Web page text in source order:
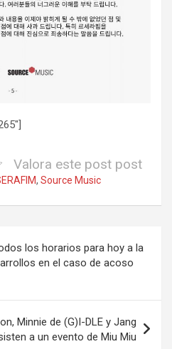
Valora este post post
, Source Music
los horarios para hoy a la
en el caso de acoso
Minnie de (G)I-DLE y Jang
a un evento de Miu Miu